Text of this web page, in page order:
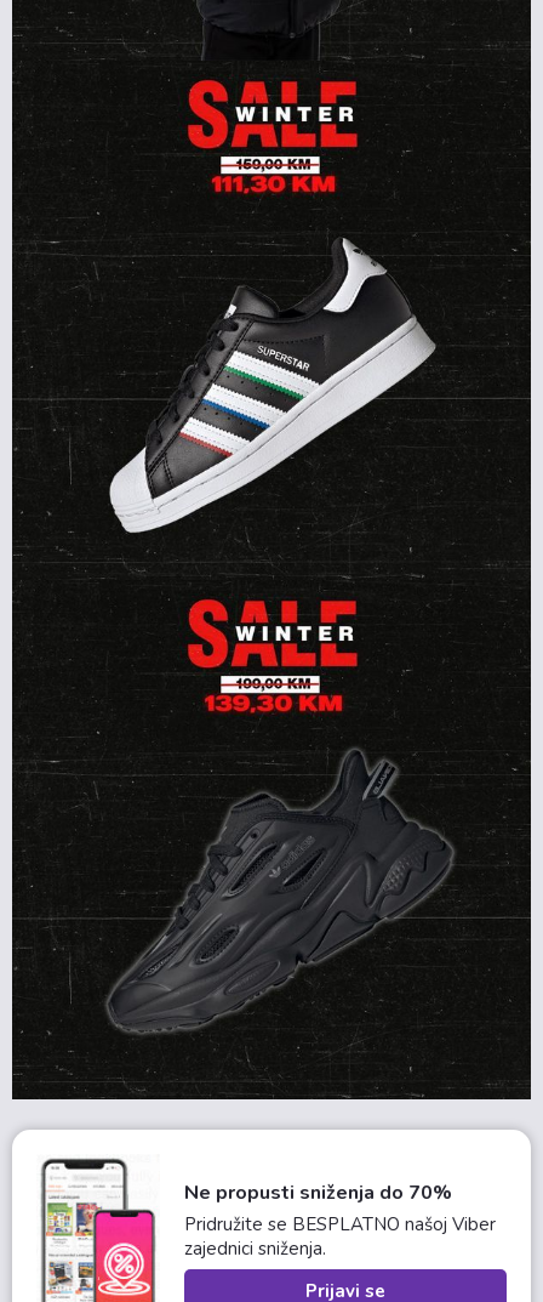
Ne propusti sniženja do 70%
Pridružite se BESPLATNO našoj Viber
zajednici sniženja.
Prijavi se